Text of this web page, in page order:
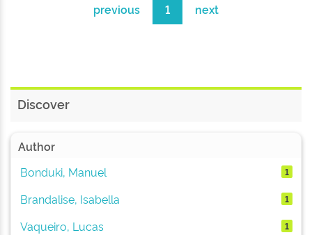
previous 1 next
Discover
Author
Bonduki, Manuel
1
Brandalise, Isabella 1
Vaqueiro, Lucas 1